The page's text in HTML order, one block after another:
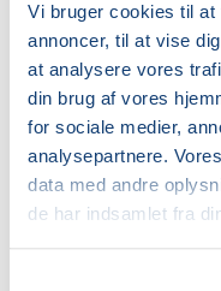
Vi bruger cookies til
annoncer, til at vise
at analysere vores
din brug af vores
for sociale medier,
analysepartnere.
data med andre
de har indsamlet fra
tirsdag 01.09.2026,
Sidste mødegang
tirsdag 15.12.2026,
Antal mødegange
16mødegange
Adresse
Haslev Seminarium